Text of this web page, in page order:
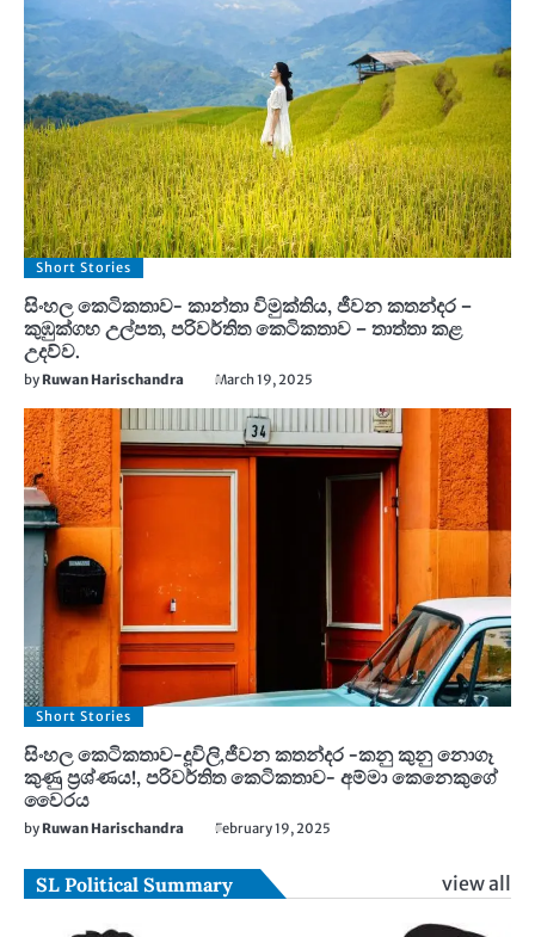
Short Stories
සිංහල කෙටිකතාව- කාන්තා විමුක්තිය, ජීවන කතන්දර –
කුඹුක්ගහ උල්පත, පරිවර්තිත කෙටිකතාව – තාත්තා කළ
උදව්ව.
by Ruwan Harischandra March 19, 2025
Short Stories
සිංහල කෙටිකතාව-දූවිලි,ජීවන කතන්දර -කනු කුනු නොගෑ
කුණු ප්‍රශ්ණය!, පරිවර්තිත කෙටිකතාව- අම්මා කෙනෙකුගේ
වෛරය
by Ruwan Harischandra February 19, 2025
SL Political Summary view all